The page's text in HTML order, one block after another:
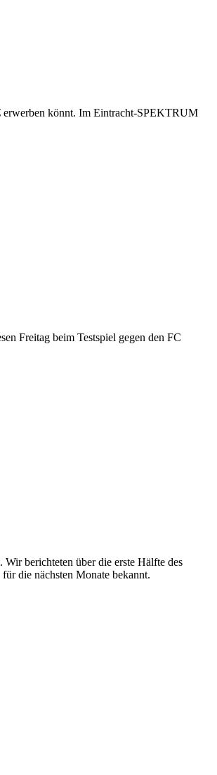
erwerben könnt. Im Eintracht-SPEKTRUM
Freitag beim Testspiel gegen den FC
berichteten über die erste Hälfte des
die nächsten Monate bekannt.